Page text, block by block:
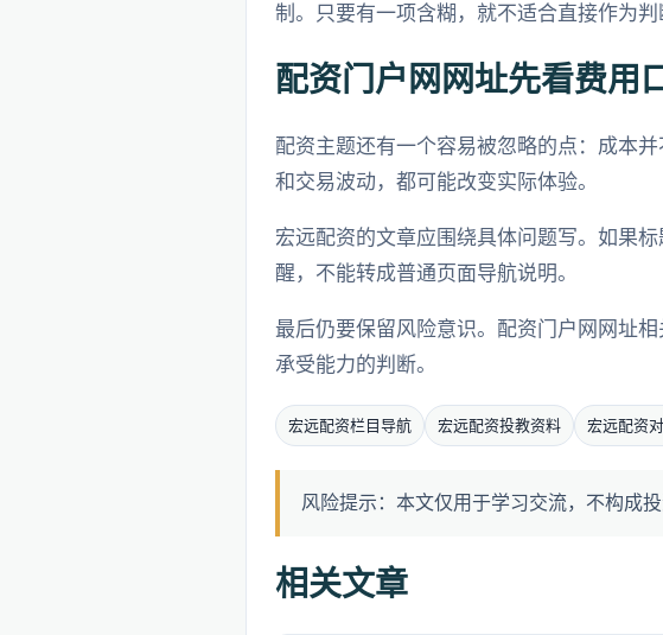
制。只要有一项含糊，就不适合直接作为判
配资门户网网址先看费用
配资主题还有一个容易被忽略的点：成本
和交易波动，都可能改变实际体验。
宏远配资的文章应围绕具体问题写。如果
醒，不能转成普通页面导航说明。
最后仍要保留风险意识。配资门户网网址
承受能力的判断。
宏远配资栏目导航 宏远配资投教资料 宏远配资
风险提示：本文仅用于学习交流，不构成
相关文章